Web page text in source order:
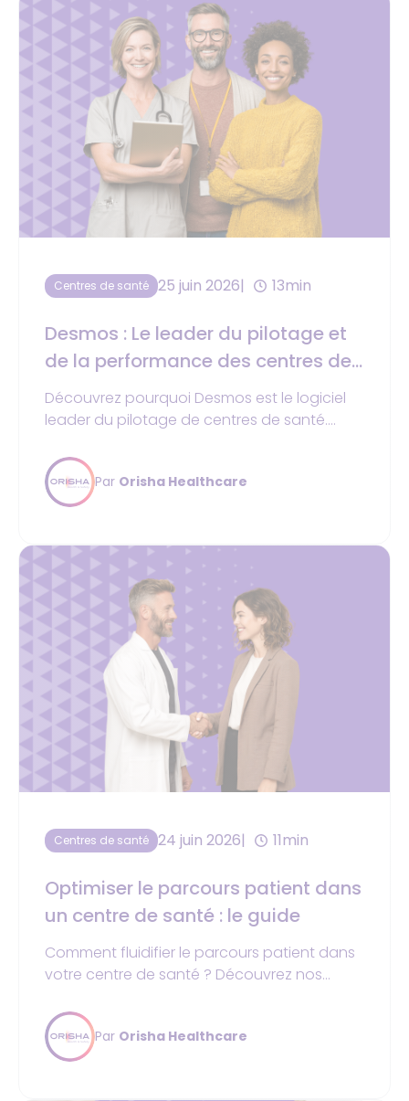
Centres de santé 25 juin 2026 13min
Desmos : Le leader du pilotage et
de la performance des centres de
santé
Découvrez pourquoi Desmos est le logiciel
leader du pilotage de centres de santé.
intuitive, +750 centres nous font confiance.
Par Orisha Healthcare
Centres de santé 24 juin 2026 11min
Optimiser le parcours patient dans
un centre de santé : le guide
Comment fluidifier le parcours patient dans
votre centre de santé ? Découvrez nos
chaque étape.
Par Orisha Healthcare